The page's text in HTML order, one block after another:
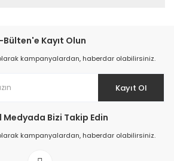
Bülten'e Kayıt Olun
kampanyalardan, haberdar olabilirsiniz.
Kayıt Ol
Medyada Bizi Takip Edin
kampanyalardan, haberdar olabilirsiniz.